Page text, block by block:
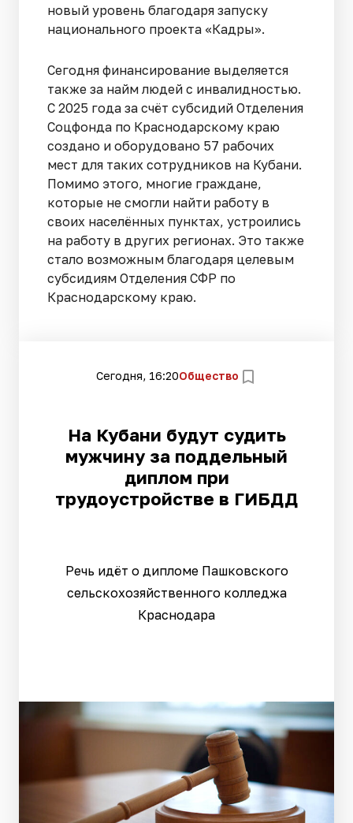
новый уровень благодаря запуску
национального проекта «Кадры».
Сегодня финансирование выделяется
также за найм людей с инвалидностью.
С 2025 года за счёт субсидий Отделения
Соцфонда по Краснодарскому краю
создано и оборудовано 57 рабочих
мест для таких сотрудников на Кубани.
Помимо этого, многие граждане,
которые не смогли найти работу в
своих населённых пунктах, устроились
на работу в других регионах. Это также
стало возможным благодаря целевым
субсидиям Отделения СФР по
Краснодарскому краю.
Сегодня, 16:20Общество
На Кубани будут судить
мужчину за поддельный
диплом при
трудоустройстве в ГИБДД
Речь идёт о дипломе Пашковского
сельскохозяйственного колледжа
Краснодара